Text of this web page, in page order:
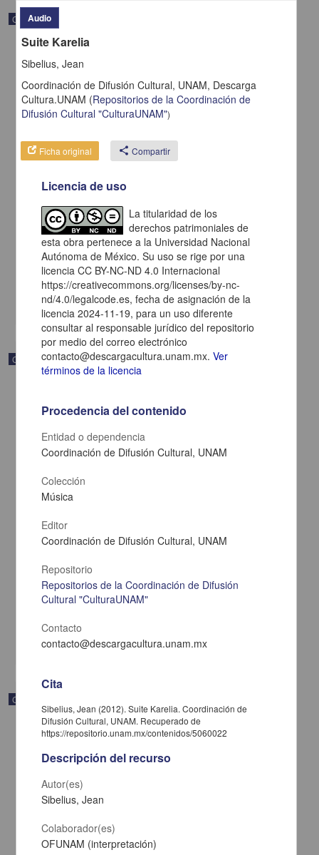
Correspondencia postal
Carta de H. C. Pitman a Francisco I. Madero en la que le solicita
una fotografía
Pitman, H. C.
[sin fecha]
Multidisciplina
Correspondencia postal
Carta de Zeferino Pérez, el general Antonio Rábago se encuentra
en la ranchería de Samalayuca
Pérez, Zeferino
Correspondencia postal
Audio
Suite Karelia
Sibelius, Jean
Coordinación de Difusión Cultural, UNAM, Descarga
Cultura.UNAM (Repositorios de la Coordinación de
Difusión Cultural "CulturaUNAM")
Ficha original share Compartir
Licencia de uso
La titularidad de los
derechos patrimoniales de
esta obra pertenece a la Universidad Nacional
Autónoma de México. Su uso se rige por una
licencia CC BY-NC-ND 4.0 Internacional
https://creativecommons.org/licenses/by-nc-
nd/4.0/legalcode.es, fecha de asignación de la
licencia 2024-11-19, para un uso diferente
consultar al responsable jurídico del repositorio
por medio del correo electrónico
contacto@descargacultura.unam.mx.Ver
términos de la licencia
Procedencia del contenido
Entidad o dependencia
Coordinación de Difusión Cultural, UNAM
Colección
Música
Editor
Coordinación de Difusión Cultural, UNAM
Repositorio
Repositorios de la Coordinación de Difusión
Cultural "CulturaUNAM"
Contacto
contacto@descargacultura.unam.mx
Cita
Sibelius, Jean (2012). Suite Karelia. Coordinación de
Difusión Cultural, UNAM. Recuperado de
https://repositorio.unam.mx/contenidos/5060022
Descripción del recurso
Autor(es)
Sibelius, Jean
Colaborador(es)
OFUNAM (interpretación)